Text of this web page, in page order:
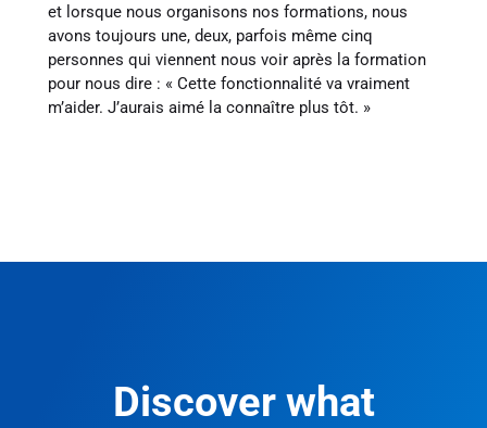
et lorsque nous organisons nos formations, nous
avons toujours une, deux, parfois même cinq
personnes qui viennent nous voir après la formation
pour nous dire : « Cette fonctionnalité va vraiment
m’aider. J’aurais aimé la connaître plus tôt. »
Discover what